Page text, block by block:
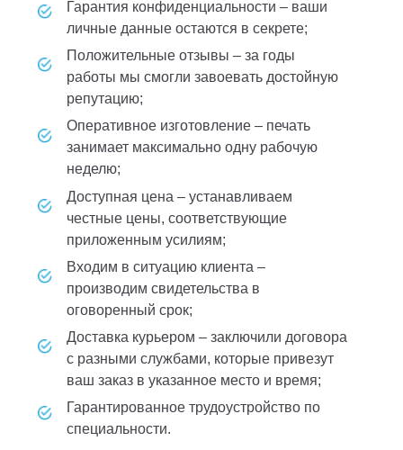
гарантия конфиденциальности – ваши
личные данные остаются в секрете;
положительные отзывы – за годы
работы мы смогли завоевать достойную
репутацию;
оперативное изготовление – печать
занимает максимально одну рабочую
неделю;
доступная цена – устанавливаем
честные цены, соответствующие
приложенным усилиям;
входим в ситуацию клиента –
производим свидетельства в
оговоренный срок;
доставка курьером – заключили договора
с разными службами, которые привезут
ваш заказ в указанное место и время;
гарантированное трудоустройство по
специальности.